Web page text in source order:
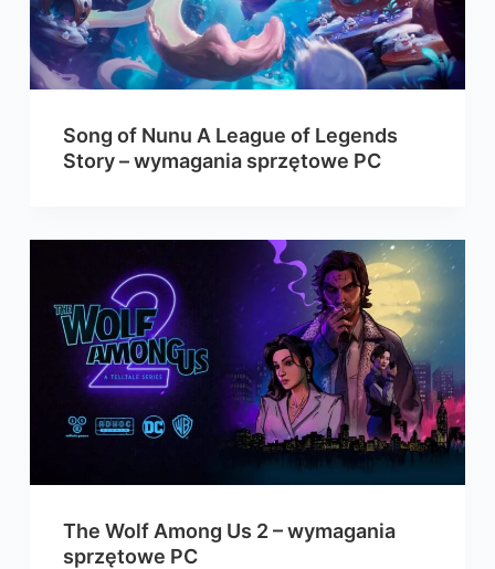
Song of Nunu A League of Legends
Story – wymagania sprzętowe PC
The Wolf Among Us 2 – wymagania
sprzętowe PC